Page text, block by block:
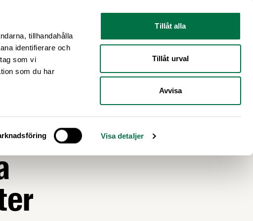
tillhandahålla
identifierare och
som vi
som du har
Visa detaljer
Tillåt alla
Tillåt urval
Avvisa